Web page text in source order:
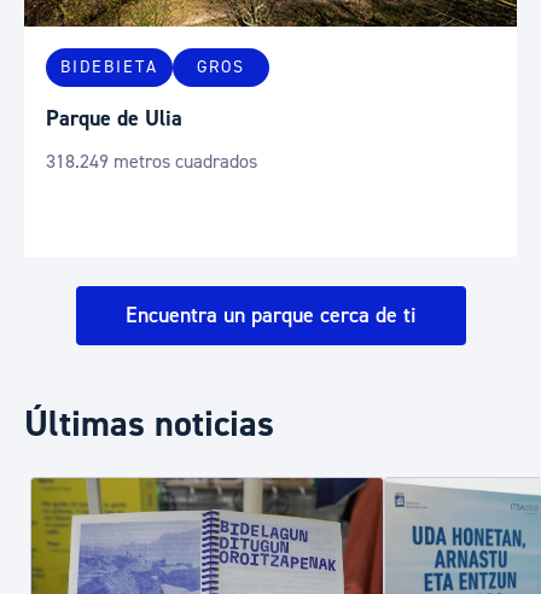
BIDEBIETA GROS
Parque de Ulia
318.249 metros cuadrados
Encuentra un parque cerca de ti
Últimas noticias